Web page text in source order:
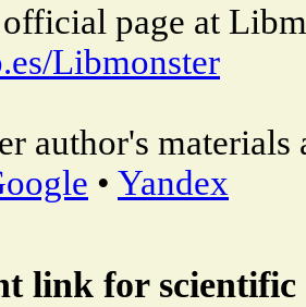
page at
Libmonster
author's materials
• Yandex
link for